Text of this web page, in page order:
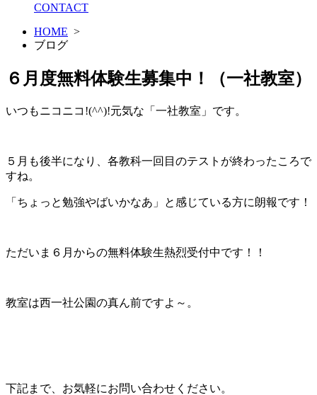
CONTACT
HOME >
ブログ
６月度無料体験生募集中！（一社教室）
いつもニコニコ!(^^)!元気な「一社教室」です。
５月も後半になり、各教科一回目のテストが終わったころで
すね。
「ちょっと勉強やばいかなあ」と感じている方に朗報です！
ただいま６月からの無料体験生熱烈受付中です！！
教室は西一社公園の真ん前ですよ～。
下記まで、お気軽にお問い合わせください。